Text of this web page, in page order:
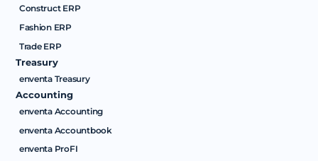
Construct ERP
Fashion ERP
Trade ERP
Treasury
enventa Treasury
Accounting
enventa Accounting
enventa Accountbook
enventa ProFI